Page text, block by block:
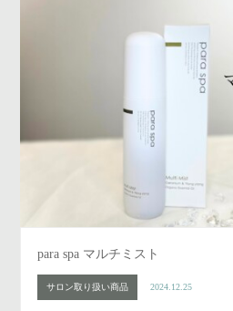
para spa マルチミスト
サロン取り扱い商品 2024.12.25